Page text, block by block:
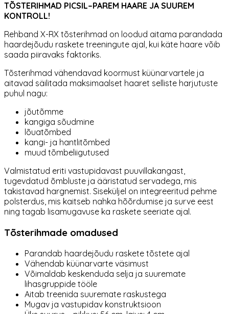
TÕSTERIHMAD PICSIL–PAREM HAARE JA SUUREM
KONTROLL!
Rehband X-RX tõsterihmad on loodud aitama parandada
haardejõudu raskete treeningute ajal, kui käte haare võib
saada piiravaks faktoriks.
Tõsterihmad vähendavad koormust küünarvartele ja
aitavad säilitada maksimaalset haaret selliste harjutuste
puhul nagu:
jõutõmme
kangiga sõudmine
lõuatõmbed
kangi- ja hantlitõmbed
muud tõmbeliigutused
Valmistatud eriti vastupidavast puuvillakangast,
tugevdatud õmbluste ja ääristatud servadega, mis
takistavad hargnemist. Siseküljel on integreeritud pehme
polsterdus, mis kaitseb nahka hõõrdumise ja surve eest
ning tagab lisamugavuse ka raskete seeriate ajal.
Tõsterihmade omadused
Parandab haardejõudu raskete tõstete ajal
Vähendab küünarvarte väsimust
Võimaldab keskenduda selja ja suuremate
lihasgruppide tööle
Aitab treenida suuremate raskustega
Mugav ja vastupidav konstruktsioon